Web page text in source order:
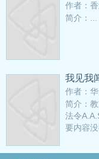
作者：
简介：...
我见我
作者：
简介：
法令
要内容